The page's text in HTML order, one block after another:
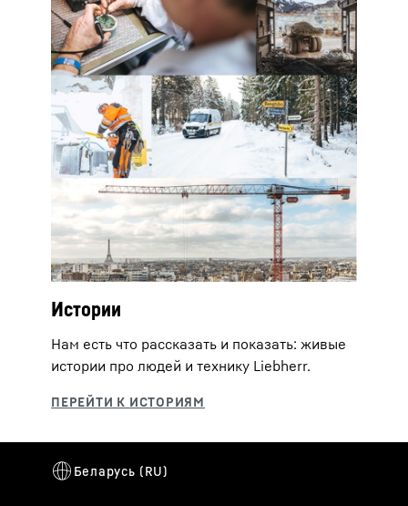
Истории
Нам есть что рассказать и показать: живые
истории про людей и технику Liebherr.